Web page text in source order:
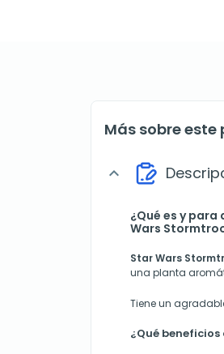
Más sobre
expand_more
¿Qué es y
Wars
Star Wars
una planta
Tiene un
¿Qué